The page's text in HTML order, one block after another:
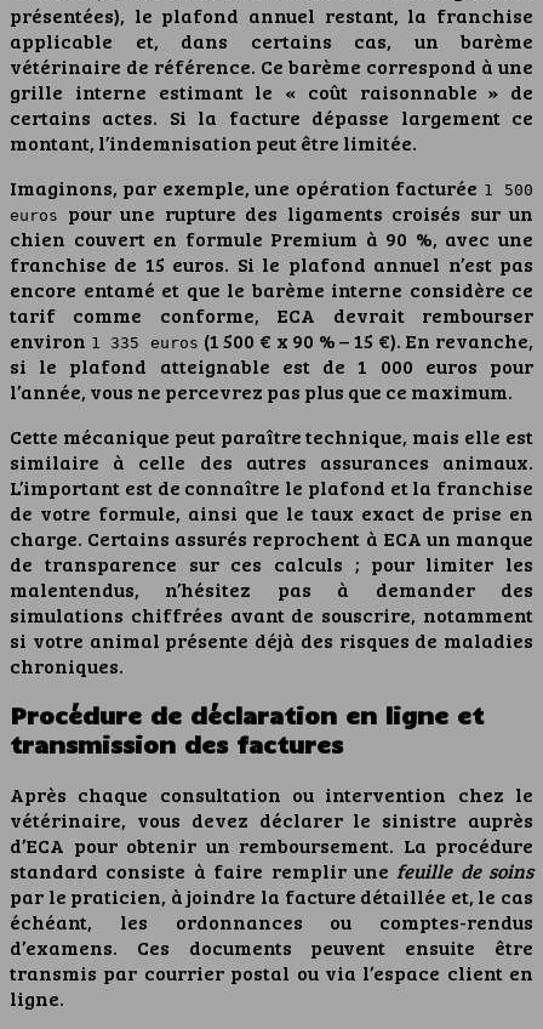
présentées), le plafond annuel restant, la franchise
applicable et, dans certains cas, un barème
vétérinaire de référence. Ce barème correspond à une
grille interne estimant le « coût raisonnable » de
certains actes. Si la facture dépasse largement ce
montant, l’indemnisation peut être limitée.
Imaginons, par exemple, une opération facturée 1 500
euros
pour une rupture des ligaments croisés sur un
chien couvert en formule Premium à 90 %, avec une
franchise de 15 euros. Si le plafond annuel n’est pas
encore entamé et que le barème interne considère ce
tarif comme conforme, ECA devrait rembourser
environ 1 335 euros (1 500 € x 90 % – 15 €). En revanche,
si le plafond atteignable est de 1 000 euros pour
l’année, vous ne percevrez pas plus que ce maximum.
Cette mécanique peut paraître technique, mais elle est
similaire à celle des autres assurances animaux.
L’important est de connaître le plafond et la franchise
de votre formule, ainsi que le taux exact de prise en
charge. Certains assurés reprochent à ECA un manque
de transparence sur ces calculs ; pour limiter les
malentendus, n’hésitez pas à demander des
simulations chiffrées avant de souscrire, notamment
si votre animal présente déjà des risques de maladies
chroniques.
Procédure de déclaration en ligne et
transmission des factures
Après chaque consultation ou intervention chez le
vétérinaire, vous devez déclarer le sinistre auprès
d’ECA pour obtenir un remboursement. La procédure
standard consiste à faire remplir une feuille de soins
par le praticien, à joindre la facture détaillée et, le cas
échéant, les ordonnances ou comptes-rendus
d’examens. Ces documents peuvent ensuite être
transmis par courrier postal ou via l’espace client en
ligne.